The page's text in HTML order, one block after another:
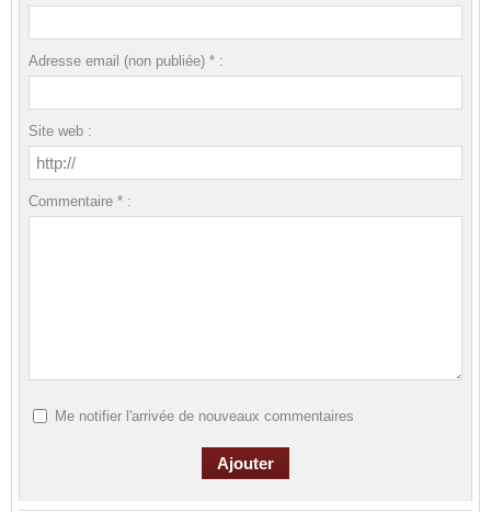
Adresse email (non publiée) * :
Site web :
Commentaire * :
Me notifier l'arrivée de nouveaux commentaires